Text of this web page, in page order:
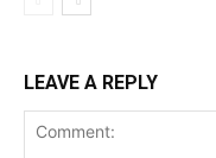
LEAVE A REPLY